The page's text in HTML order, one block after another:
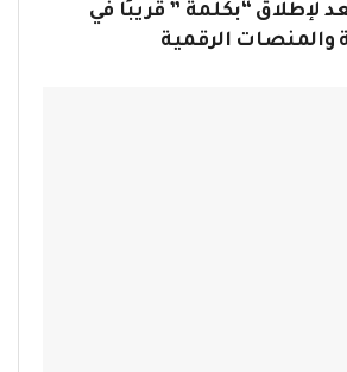
لإطلاق “بكلمة ” قريبًا في
والمنصات الرقمية